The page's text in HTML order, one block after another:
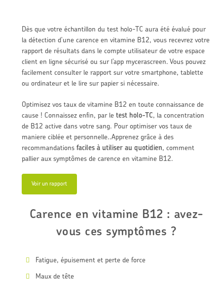
Dès que votre échantillon du test holo-TC aura été évalué pour
la détection d'une carence en vitamine B12, vous recevrez votre
rapport de résultats dans le compte utilisateur de votre espace
client en ligne sécurisé ou sur l’app mycerascreen. Vous pouvez
facilement consulter le rapport sur votre smartphone, tablette
ou ordinateur et le lire sur papier si nécessaire.
Optimisez vos taux de vitamine B12 en toute connaissance de
cause ! Connaissez enfin, par letest holo-TC, la concentration
de B12 active dans votre sang. Pour optimiser vos taux de
maniere ciblée et personnelle..Apprenez grâce à des
recommandationsfaciles à utiliser au quotidien,comment
pallier aux symptômes de carence en vitamine B12.
Voir un rapport
Carence en vitamine B12 : avez-
vous ces symptômes ?
Fatigue, épuisement et perte de force
Maux de tête